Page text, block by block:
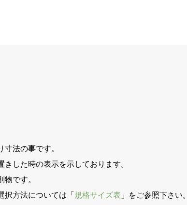
法の事です。
した時の表示を示しております。
です。
択方法については「 規格サイズ表 」をご参照下さい。